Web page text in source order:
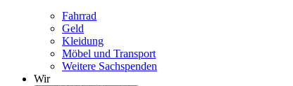
Fahrrad
Geld
Kleidung
Möbel und Transport
Weitere Sachspenden
Wir